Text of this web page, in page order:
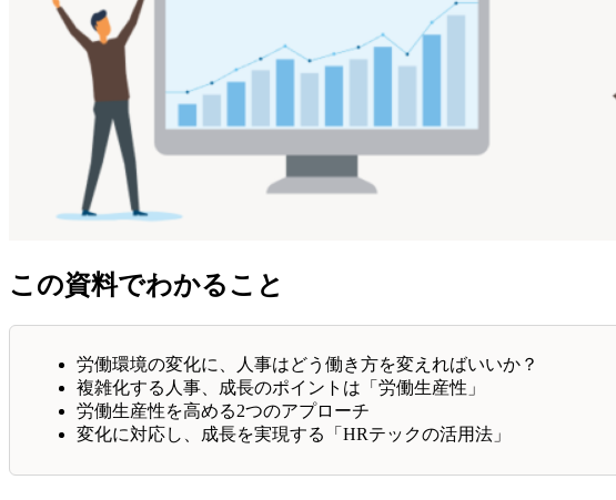
この資料でわかること
労働環境の変化に、人事はどう働き方を変えればいいか？
複雑化する人事、成長のポイントは「労働生産性」
労働生産性を高める2つのアプローチ
変化に対応し、成長を実現する「HRテックの活用法」